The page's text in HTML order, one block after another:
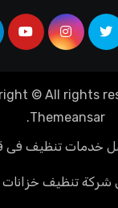
© All rights
Themeansar
.
خدمات تنظيف فى
شركة تنظيف خزانات